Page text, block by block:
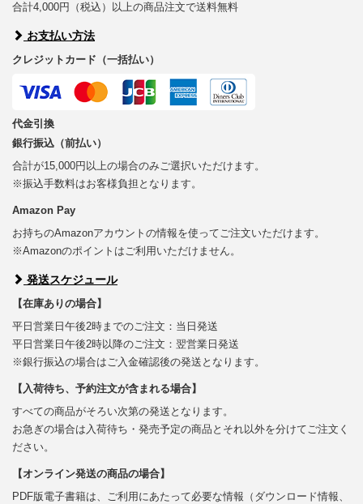
合計4,000円（税込）以上の商品注文で送料無料
お支払い方法
クレジットカード（一括払い）
代金引換
銀行振込（前払い）
合計が15,000円以上の場合のみご選択いただけます。
※振込手数料はお客様負担となります。
Amazon Pay
お持ちのAmazonアカウントの情報を使ってご注文いただけます。
※Amazonのポイントはご利用いただけません。
発送スケジュール
【在庫ありの場合】
平日営業日午後2時までのご注文：当日発送
平日営業日午後2時以降のご注文：翌営業日発送
※銀行振込の場合はご入金確認後の発送となります。
【入荷待ち、予約注文が含まれる場合】
すべての商品がそろい次第の発送となります。
お急ぎの場合は入荷待ち・発売予定の商品とそれ以外を分けてご注文く
ださい。
【オンライン発送の商品の場合】
PDF版電子書籍は、ご利用にあたって必要な情報（ダウンロード情報、